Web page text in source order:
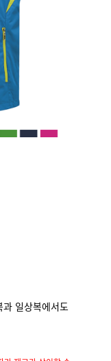
일상복에서도